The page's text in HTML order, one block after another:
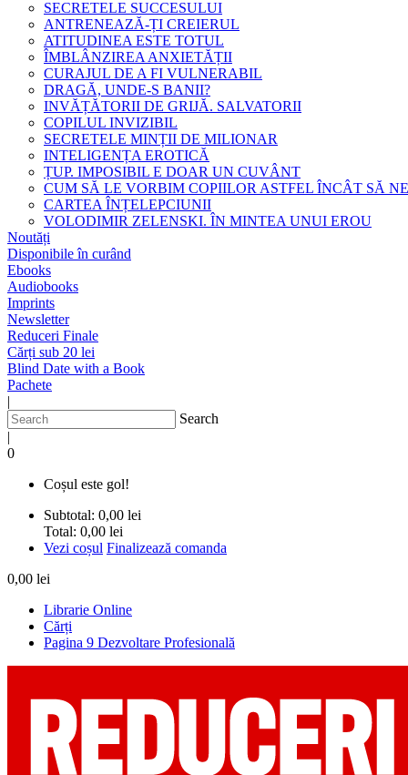
SECRETELE SUCCESULUI
ANTRENEAZĂ-ȚI CREIERUL
ATITUDINEA ESTE TOTUL
ÎMBLÂNZIREA ANXIETĂȚII
CURAJUL DE A FI VULNERABIL
DRAGĂ, UNDE-S BANII?
INVĂȚĂTORII DE GRIJĂ. SALVATORII
COPILUL INVIZIBIL
SECRETELE MINȚII DE MILIONAR
INTELIGENȚA EROTICĂ
ȚUP. IMPOSIBIL E DOAR UN CUVÂNT
CUM SĂ LE VORBIM COPIILOR ASTFEL ÎNCÂT SĂ
CARTEA ÎNȚELEPCIUNII
VOLODIMIR ZELENSKI. ÎN MINTEA UNUI EROU
Noutăți
Disponibile în curând
Ebooks
Audiobooks
Imprints
Newsletter
Reduceri Finale
Cărți sub 20 lei
Blind Date with a Book
Pachete
|
Search
|
0
Coșul este gol!
Subtotal: 0,00 lei
Total: 0,00 lei
Vezi coșul Finalizează comanda
0,00 lei
Librarie Online
Cărți
Pagina 9 Dezvoltare Profesională